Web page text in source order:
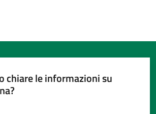
chiare le informazioni su